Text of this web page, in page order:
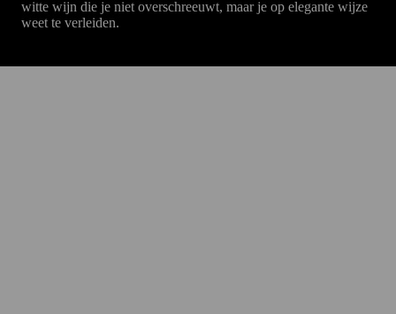
witte wijn die je niet overschreeuwt, maar je op elegante wijze
weet te verleiden.